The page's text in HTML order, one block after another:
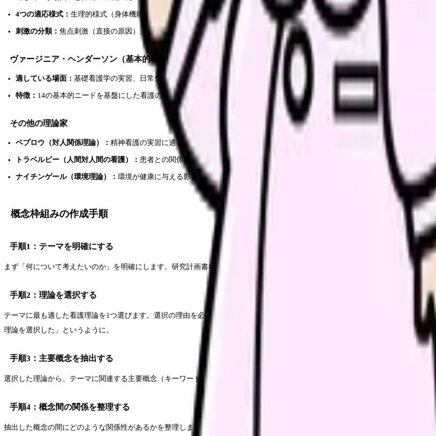
4つの適応様式： 生理的様式（身体機能）、自己概念様式（心理的側面）、役割機能様式（社会的役割）、相互依存様式（対人
刺激の分類： 焦点刺激（直接の原因）、関連刺激（影響を与える要因）、残存刺激（不確かな影響要因）
ヴァージニア・ヘンダーソン（基本的看護の構成要素）
適している場面： 基礎看護学の実習、日常生活援助が中心の看護場面
特徴： 14の基本的ニードを基盤にした看護の枠組み。詳細は「 ヘンダーソン14の基本的ニードガイド」で解説
その他の理論家
ペプロウ（対人関係理論）： 精神看護の実習に適している。看護師−患者関係の発展段階を分析できる
トラベルビー（人間対人間の看護）： 患者との関係性構築に焦点を当てたい時に。ラポール形成のプロセスを分析できる
ナイチンゲール（環境理論）： 環境が健康に与える影響を分析したい時に。感染管理や療養環境の研究に適している
概念枠組みの作成手順
手順1：テーマを明確にする
まず「何について考えたいのか」を明確にします。研究計画書なら研究テーマ、実習レポートなら受け持ち患者さんの主要な看護
手順2：理論を選択する
テーマに最も適した看護理論を1つ選びます。選択の理由を必ず記述できるようにしましょう。「糖尿病患者の自己管理を研究テ
理論を選択した」というように。
手順3：主要概念を抽出する
選択した理論から、テーマに関連する主要概念（キーワード）を抽出します。これらが概念枠組みの構成要素になります。
手順4：概念間の関係を整理する
抽出した概念の間にどのような関係性があるかを整理します。因果関係、影響関係、相互作用などを矢印で結びます。